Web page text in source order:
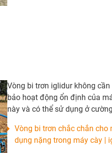
Vòng bi trơn iglidur không
bảo hoạt động ổn định của
này và có thể sử dụng ở
Vòng bi trơn chắc chắn cho
dụng nặng trong máy cày |